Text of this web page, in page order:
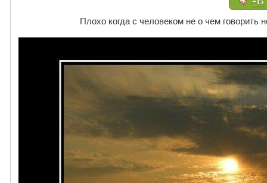
+15
Плохо когда с человеком не о чем говорить